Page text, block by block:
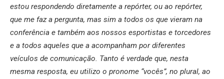
estou respondendo diretamente a repórter, ou ao repórter,
que me faz a pergunta, mas sim a todos os que vieram na
conferência e também aos nossos esportistas e torcedores
e a todos aqueles que a acompanham por diferentes
veículos de comunicação. Tanto é verdade que, nesta
mesma resposta, eu utilizo o pronome “vocês”, no plural, ao